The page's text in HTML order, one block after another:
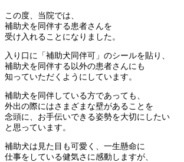
この度、当院では、
補助犬を同伴する患者さんを
受け入れることになりました。
入り口に「補助犬同伴可」のシールを貼り、
補助犬を同伴する以外の患者さんにも
知っていただくようにしています。
補助犬を同伴している方であっても、
外出の際にはさまざまな壁があることを
念頭に、お手伝いできる姿勢を大切にしたい
と思っています。
補助犬は見た目も可愛く、一生懸命に
仕事をしている健気さに感動しますが、